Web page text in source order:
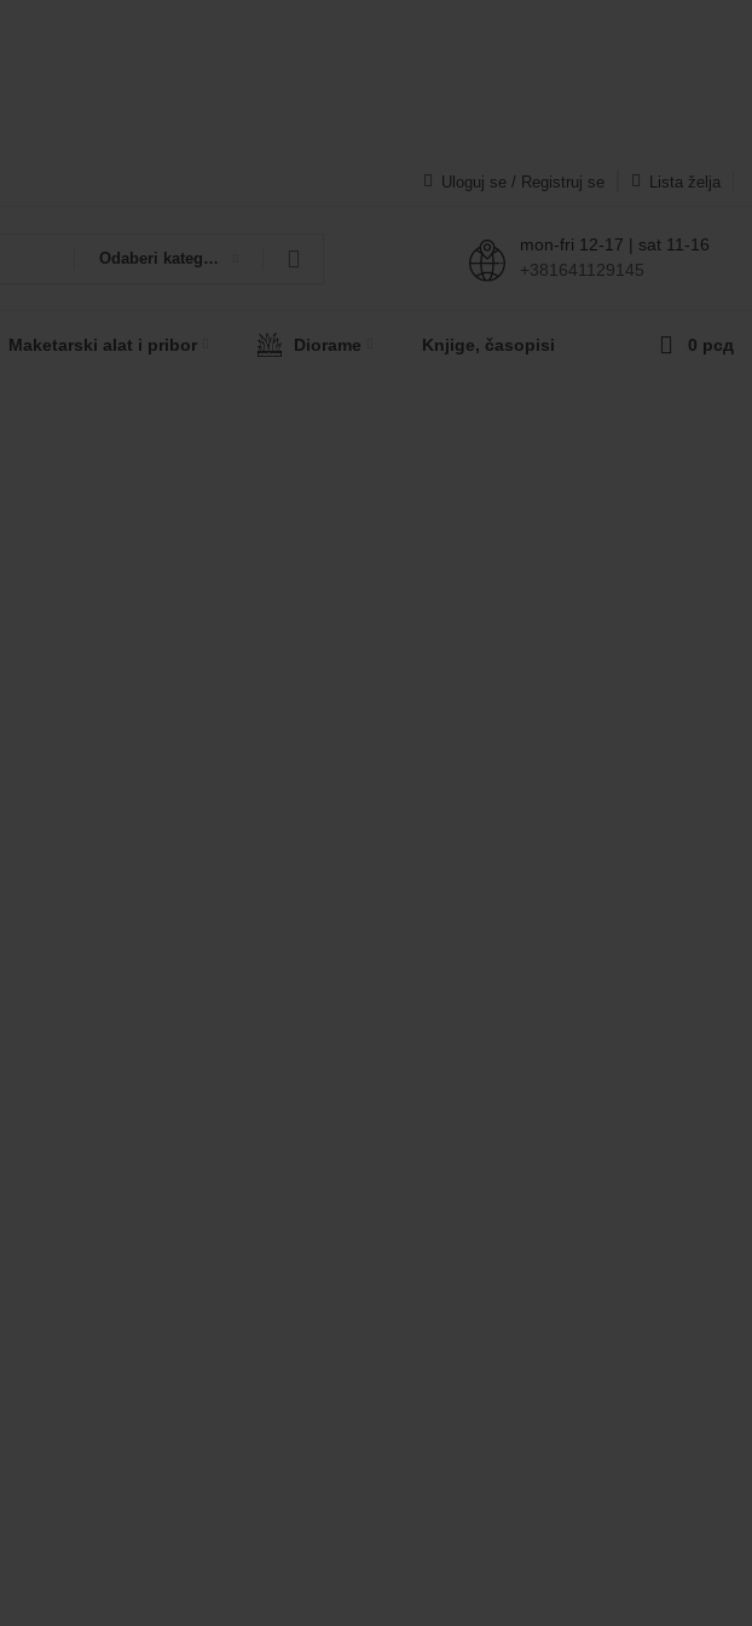
Uloguj se / Registruj se Lista želja
Odaberi kategoriju
mon-fri 12-17 | sat 11-16
+381641129145
Maketarski alat i pribor Diorame Knjige, časopisi 0 0 рсд